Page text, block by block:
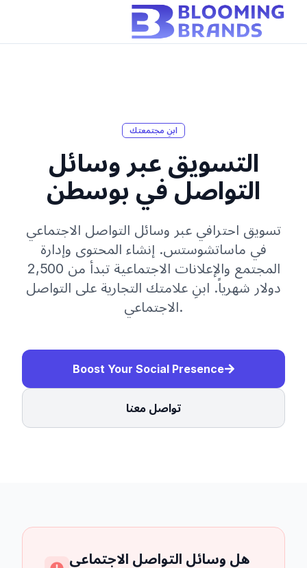
ابنِ مجتمعتك
التسويق عبر وسائل
التواصل في بوسطن
تسويق احترافي عبر وسائل التواصل الاجتماعي
في ماساتشوستس. إنشاء المحتوى وإدارة
المجتمع والإعلانات الاجتماعية تبدأ من 2,500
دولار شهرياً. ابنِ علامتك التجارية على التواصل
الاجتماعي.
Boost Your Social Presence
تواصل معنا
هل وسائل التواصل الاجتماعي